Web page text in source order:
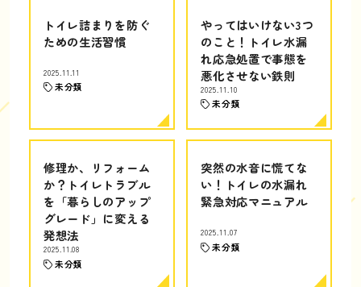
トイレ詰まりを防ぐ
ための生活習慣
2025.11.11
未分類
やってはいけない3つ
のこと！トイレ水漏
れ応急処置で事態を
悪化させない鉄則
2025.11.10
未分類
修理か、リフォーム
か？トイレトラブル
を「暮らしのアップ
グレード」に変える
発想法
2025.11.08
未分類
突然の水音に慌てな
い！トイレの水漏れ
緊急対応マニュアル
2025.11.07
未分類